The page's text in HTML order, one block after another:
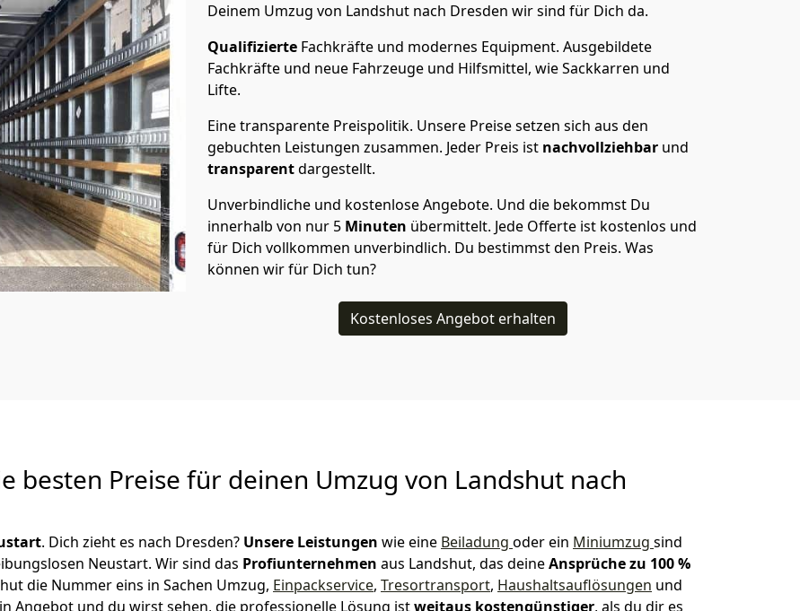
Deinem Umzug von Landshut nach Dresden wir sind für Dich da.
Qualifizierte Fachkräfte und modernes Equipment. Ausgebildete
Fachkräfte und neue Fahrzeuge und Hilfsmittel, wie Sackkarren und
Lifte.
Eine transparente Preispolitik. Unsere Preise setzen sich aus den
gebuchten Leistungen zusammen. Jeder Preis ist nachvollziehbar und
transparentdargestellt.
Unverbindliche und kostenlose Angebote. Und die bekommst Du
innerhalb von nur 5 Minuten übermittelt. Jede Offerte ist kostenlos und
für Dich vollkommen unverbindlich. Du bestimmst den Preis. Was
können wir für Dich tun?
Kostenloses Angebot erhalten
besten Preise für deinen Umzug von Landshut nach
. Dich zieht es nach Dresden? Unsere Leistungen wie eine Beiladung oder ein Miniumzug sind
Neustart. Wir sind das Profiunternehmen aus Landshut, das deineAnsprüche zu 100 %
die Nummer eins in Sachen Umzug, Einpackservice, Tresortransport, Haushaltsauflösungen und
Angebot und du wirst sehen, die professionelle Lösung istweitaus kostengünstiger, als du dir es